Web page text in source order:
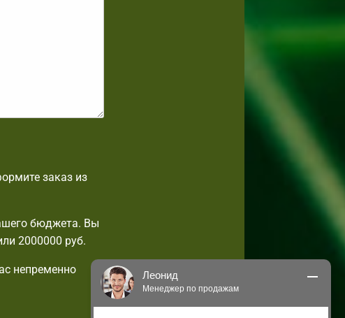
заказ из
бюджета. Вы
2000000 руб.
непременно
Леонид
Менеджер по продажам